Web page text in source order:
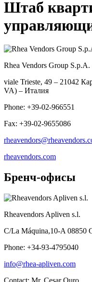
Штаб
Rhea Vendors Group S.p.A.
viale Trieste, 49 – 21042
VA) – Италия
Phone: +39-02-966551
Fax: +39-02-9655086
rheavendors.com
Бренч-офисы
Rheavendors Apliven s.l.
C/La Máquina,10-A 08850
Phone: +34-93-4795040
info@rhea-apliven.com
Contact: Mr. Cesar Ouro